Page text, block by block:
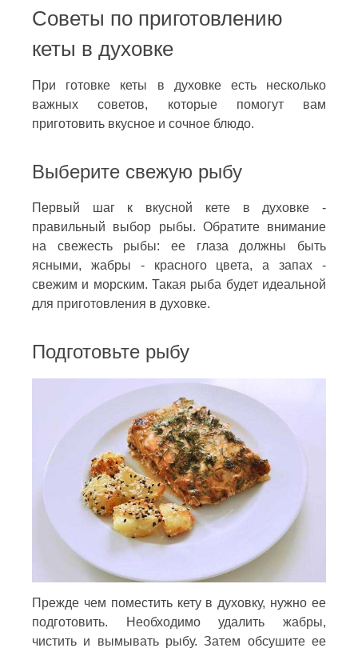
Советы по приготовлению
кеты в духовке
При готовке кеты в духовке есть несколько
важных советов, которые помогут вам
приготовить вкусное и сочное блюдо.
Выберите свежую рыбу
Первый шаг к вкусной кете в духовке -
правильный выбор рыбы. Обратите внимание
на свежесть рыбы: ее глаза должны быть
ясными, жабры - красного цвета, а запах -
свежим и морским. Такая рыба будет идеальной
для приготовления в духовке.
Подготовьте рыбу
Прежде чем поместить кету в духовку, нужно ее
подготовить. Необходимо удалить жабры,
чистить и вымывать рыбу. Затем обсушите ее